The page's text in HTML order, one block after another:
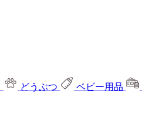
どうぶつ ベビー用品